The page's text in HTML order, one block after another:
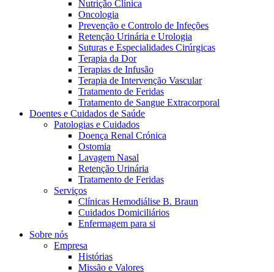
Contactos
Em diálogo com a B. Braun. Entre em contacto connosco
Nutrição Clínica
Oncologia
Prevenção e Controlo de Infeções
Retenção Urinária e Urologia
Suturas e Especialidades Cirúrgicas
Terapia da Dor
Terapias de Infusão
Terapia de Intervenção Vascular
Tratamento de Feridas
Tratamento de Sangue Extracorporal
Doentes e Cuidados de Saúde
Patologias e Cuidados
Doença Renal Crónica
Ostomia
Lavagem Nasal
Retenção Urinária
Tratamento de Feridas
Serviços
Clínicas Hemodiálise B. Braun
Cuidados Domiciliários
Enfermagem para si
Sobre nós
Empresa
Histórias
Missão e Valores